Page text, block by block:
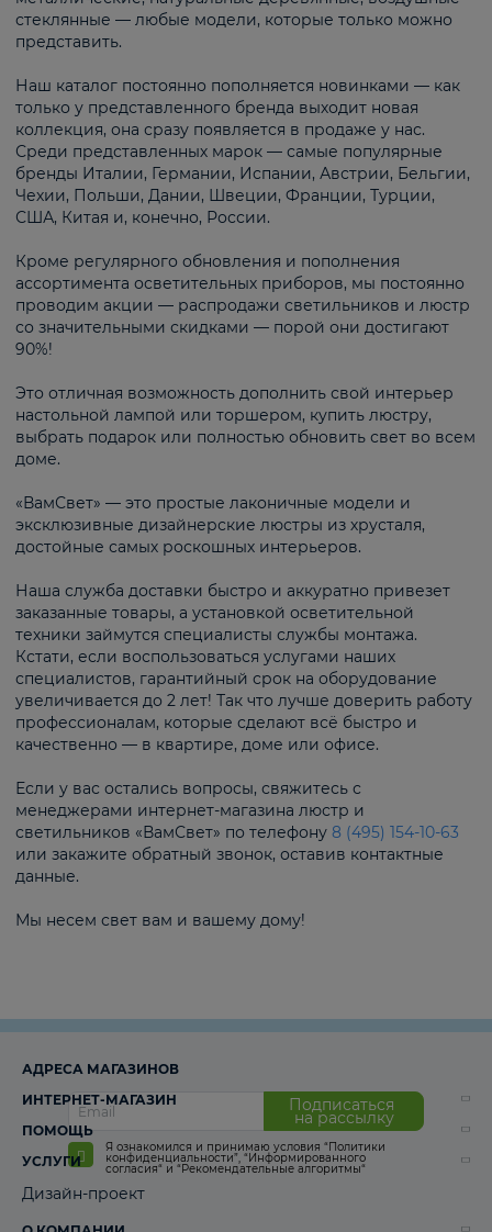
стеклянные — любые модели, которые только можно
представить.
Наш каталог постоянно пополняется новинками — как
только у представленного бренда выходит новая
коллекция, она сразу появляется в продаже у нас.
Среди представленных марок — самые популярные
бренды Италии, Германии, Испании, Австрии, Бельгии,
Чехии, Польши, Дании, Швеции, Франции, Турции,
США, Китая и, конечно, России.
Кроме регулярного обновления и пополнения
ассортимента осветительных приборов, мы постоянно
проводим акции — распродажи светильников и люстр
со значительными скидками — порой они достигают
90%!
Это отличная возможность дополнить свой интерьер
настольной лампой или торшером, купить люстру,
выбрать подарок или полностью обновить свет во всем
доме.
«ВамСвет» — это простые лаконичные модели и
эксклюзивные дизайнерские люстры из хрусталя,
достойные самых роскошных интерьеров.
Наша служба доставки быстро и аккуратно привезет
заказанные товары, а установкой осветительной
техники займутся специалисты службы монтажа.
Кстати, если воспользоваться услугами наших
специалистов, гарантийный срок на оборудование
увеличивается до 2 лет! Так что лучше доверить работу
профессионалам, которые сделают всё быстро и
качественно — в квартире, доме или офисе.
Если у вас остались вопросы, свяжитесь с
менеджерами интернет-магазина люстр и
светильников «ВамСвет» по телефону 8 (495) 154-10-63
или закажите обратный звонок, оставив контактные
данные.
Мы несем свет вам и вашему дому!
Подписаться
на рассылку
Я ознакомился и принимаю условия “Политики
конфиденциальности”, “Информированного
согласия“ и “Рекомендательные алгоритмы“
АДРЕСА МАГАЗИНОВ
ИНТЕРНЕТ-МАГАЗИН
ПОМОЩЬ
УСЛУГИ
Дизайн-проект